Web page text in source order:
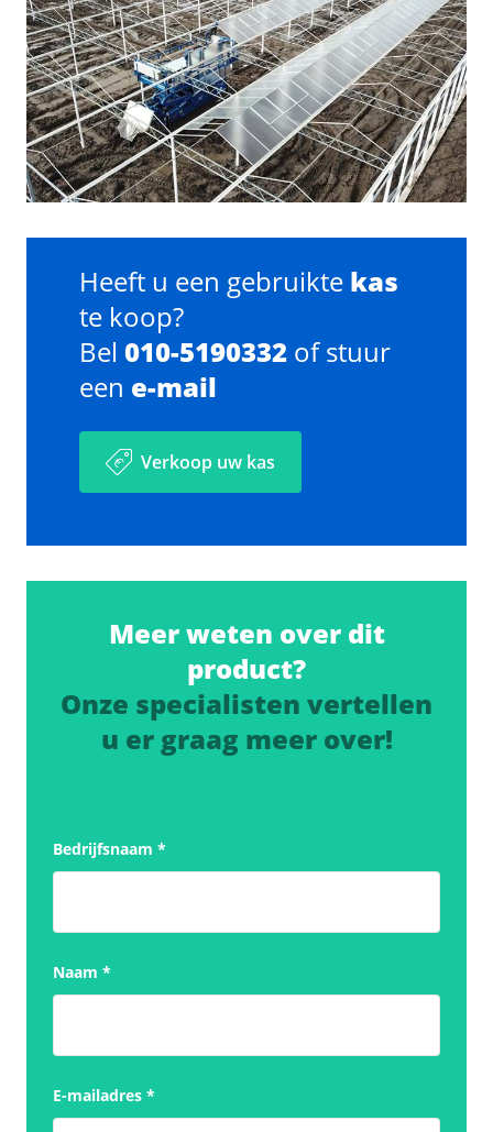
Heeft u een gebruikte kas
te koop?
Bel 010-5190332 of stuur
een e-mail
Verkoop uw kas
Meer weten over dit
product?
Onze specialisten vertellen
u er graag meer over!
Bedrijfsnaam *
Naam *
E-mailadres *